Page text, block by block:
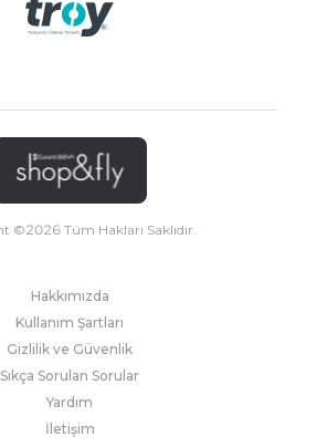
©2026Tüm Hakları Saklıdır.
Hakkımızda
Kullanım Şartları
Gizlilik ve Güvenlik
Sıkça Sorulan Sorular
Yardım
İletişim